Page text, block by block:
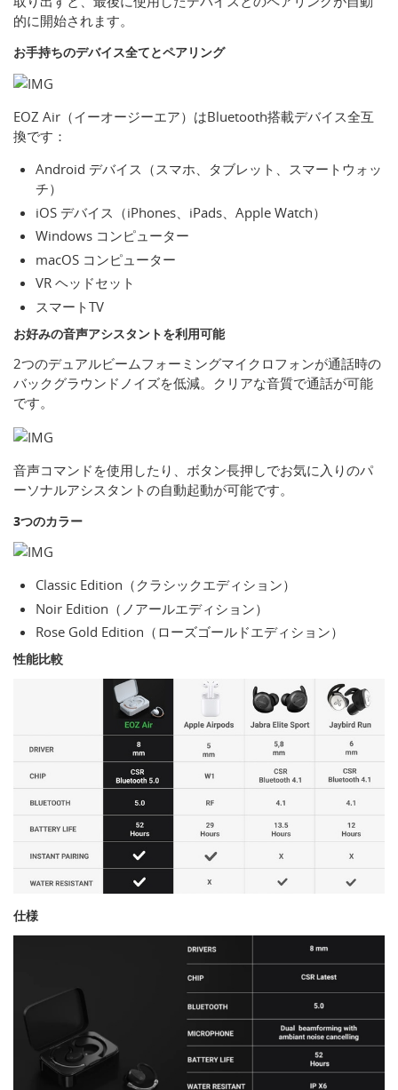
的に開始されます。
お手持ちのデバイス全てとペアリング
EOZ Air（イーオージーエア）はBluetooth搭載デバイス全互
換です：
Android デバイス（スマホ、タブレット、スマートウォッ
チ）
iOS デバイス（iPhones、iPads、Apple Watch）
Windows コンピューター
macOS コンピューター
VR ヘッドセット
スマートTV
お好みの音声アシスタントを利用可能
2つのデュアルビームフォーミングマイクロフォンが通話時の
バックグラウンドノイズを低減。クリアな音質で通話が可能
です。
音声コマンドを使用したり、ボタン長押しでお気に入りのパ
ーソナルアシスタントの自動起動が可能です。
3つのカラー
Classic Edition（クラシックエディション）
Noir Edition（ノアールエディション）
Rose Gold Edition（ローズゴールドエディション）
性能比較
仕様